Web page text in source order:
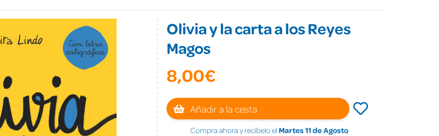
Olivia y la carta a los Reyes
Magos
8,00€
Añadir a la cesta
Compra ahora y recíbelo el Martes 11 de Agosto